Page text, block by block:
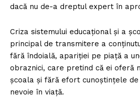
dacă nu de-a dreptul expert în
Criza sistemului educațional și a
principal de transmitere a
fără îndoială, apariției pe piață a
obraznici, care pretind că ei oferă
școala și fără efort cunoștințele
nevoie în viață.